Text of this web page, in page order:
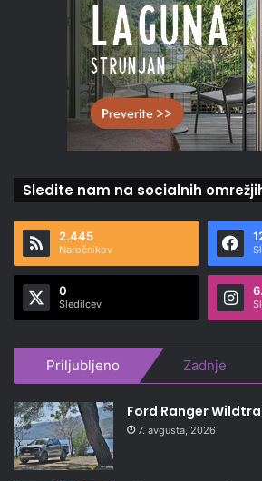
Sledite nam na socialnih
2.445
Naročnikov
0
Sledilcev
Priljubljeno Zadnje
Ford Ranger
7. avgusta, 2026